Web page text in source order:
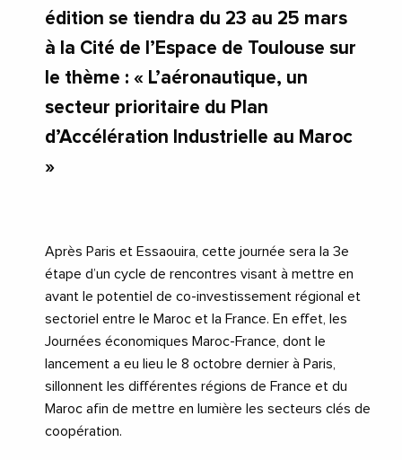
édition se tiendra du 23 au 25 mars
à la Cité de l’Espace de Toulouse sur
le thème : « L’aéronautique, un
secteur prioritaire du Plan
d’Accélération Industrielle au Maroc
»
Après Paris et Essaouira, cette journée sera la 3e
étape d’un cycle de rencontres visant à mettre en
avant le potentiel de co-investissement régional et
sectoriel entre le Maroc et la France. En effet, les
Journées économiques Maroc-France, dont le
lancement a eu lieu le 8 octobre dernier à Paris,
sillonnent les différentes régions de France et du
Maroc afin de mettre en lumière les secteurs clés de
coopération.